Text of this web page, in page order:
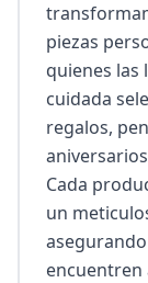
piezas
quienes las
cuidada
regalos,
Cada
un
encuentren